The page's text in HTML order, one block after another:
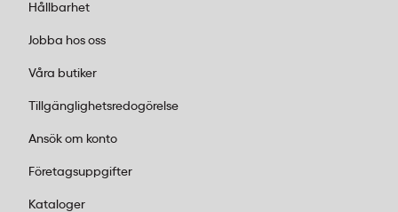
Hållbarhet
Jobba hos oss
Våra butiker
Tillgänglighetsredogörelse
Ansök om konto
Företagsuppgifter
Kataloger